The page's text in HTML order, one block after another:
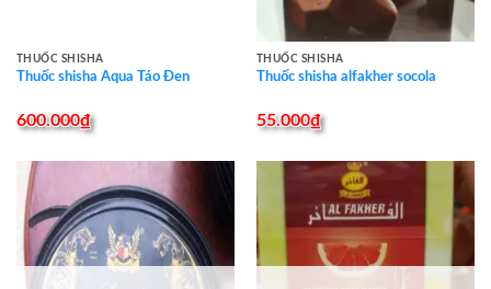
THUỐC SHISHA
Thuốc shisha Aqua Táo Đen
600.000₫
THUỐC SHISHA
Thuốc shisha alfakher socola
55.000₫